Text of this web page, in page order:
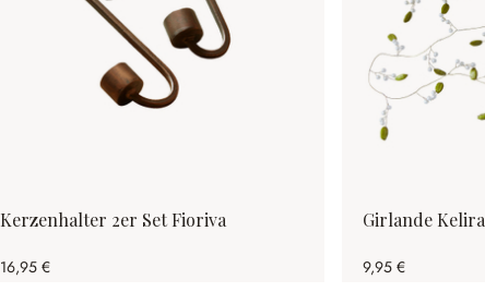
Kerzenhalter 2er Set Fioriva
16,95 €
Girlande Kelira
9,95 €